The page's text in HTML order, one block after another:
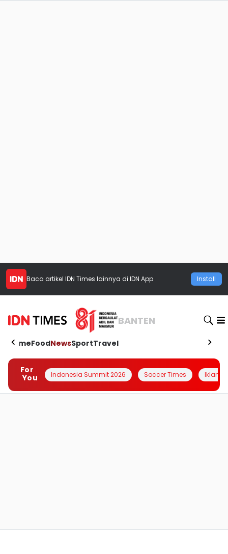
Baca artikel IDN Times lainnya di IDN App Install
BANTEN
HomeFoodNewsSportTravel
For
You
Indonesia Summit 2026 Soccer Times Iklanin